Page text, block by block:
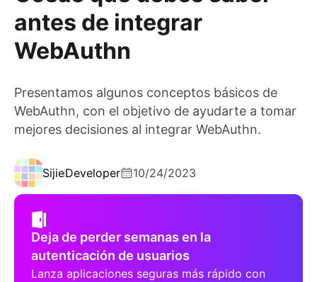
antes de integrar
WebAuthn
Presentamos algunos conceptos básicos de
WebAuthn, con el objetivo de ayudarte a tomar
mejores decisiones al integrar WebAuthn.
SijieDeveloper 10/24/2023
Deja de perder semanas en la
autenticación de usuarios
Lanza aplicaciones seguras más rápido con